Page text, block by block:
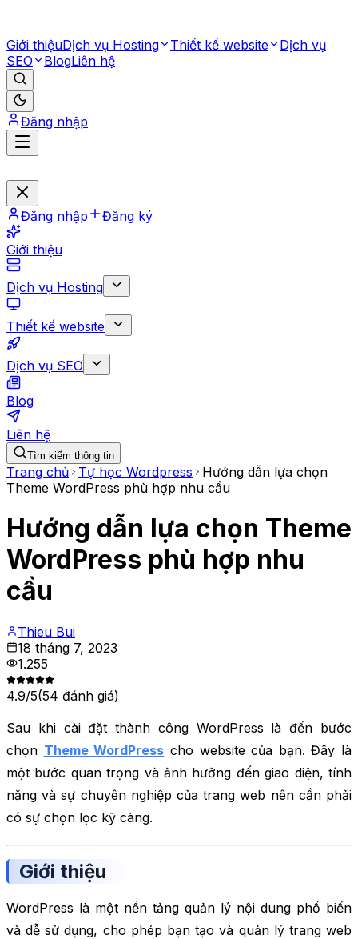
Giới thiệuDịch vụ Hosting Thiết kế website
Dịch vụ
SEO
BlogLiên hệ
Đăng nhập
Đăng nhập Đăng ký
Giới thiệu
Dịch vụ Hosting
Thiết kế website
Dịch vụ SEO
Blog
Liên hệ
Tìm kiếm thông tin
Trang chủ Tự học Wordpress
Hướng dẫn lựa chọn
Theme WordPress phù hợp nhu cầu
Hướng dẫn lựa chọn Theme
WordPress phù hợp nhu
cầu
Thieu Bui
18 tháng 7, 2023
1.255
4.9/5(54 đánh giá)
Sau khi cài đặt thành công WordPress là đến bước
chọn Theme WordPress cho website của bạn. Đây là
một bước quan trọng và ảnh hưởng đến giao diện, tính
năng và sự chuyên nghiệp của trang web nên cần phải
có sự chọn lọc kỹ càng.
Giới thiệu
WordPress là một nền tảng quản lý nội dung phổ biến
và dễ sử dụng, cho phép bạn tạo và quản lý trang web